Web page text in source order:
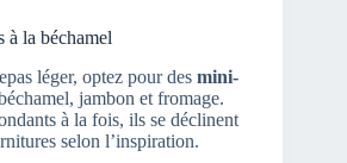
à la béchamel
léger, optez pour des mini-
jambon et fromage.
à la fois, ils se déclinent
selon l’inspiration.